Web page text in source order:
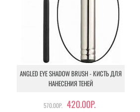
ANGLED EYE SHADOW BRUSH - КИСТЬ ДЛЯ
НАНЕСЕНИЯ ТЕНЕЙ
570.00Р. 420.00Р.